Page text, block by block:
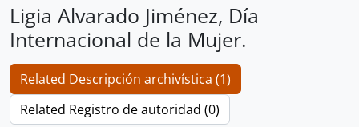
Ligia Alvarado Jiménez, Día
Internacional de la Mujer.
Related Descripción archivística (1)
Related Registro de autoridad (0)